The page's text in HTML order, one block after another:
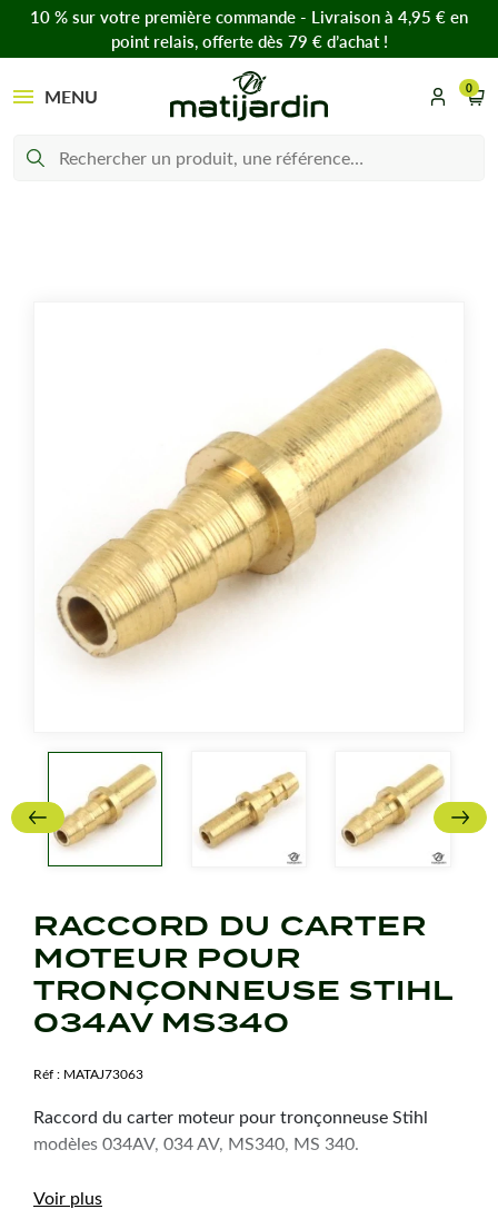
10 % sur votre première commande - Livraison à 4,95 € en
point relais, offerte dès 79 € d’achat !
MENU 0
RACCORD DU CARTER
MOTEUR POUR
TRONÇONNEUSE STIHL
034AV MS340
Réf : MATAJ73063
Raccord du carter moteur pour tronçonneuse Stihl
modèles 034AV, 034 AV, MS340, MS 340.
Voir plus